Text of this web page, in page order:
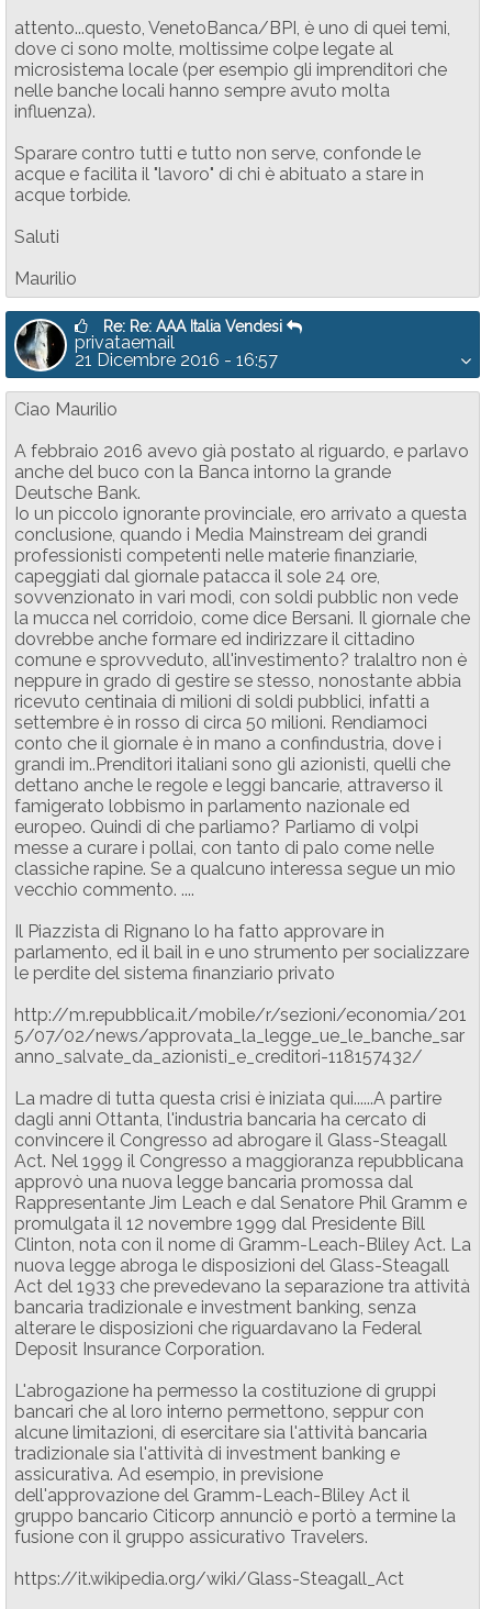
attento...questo, VenetoBanca/BPI, è uno di quei temi,
dove ci sono molte, moltissime colpe legate al
microsistema locale (per esempio gli imprenditori che
nelle banche locali hanno sempre avuto molta
influenza).
Sparare contro tutti e tutto non serve, confonde le
acque e facilita il "lavoro" di chi è abituato a stare in
acque torbide.
Saluti
Maurilio
Re: Re: AAA Italia Vendesi
privataemail
21 Dicembre 2016 - 16:57
Ciao Maurilio
A febbraio 2016 avevo già postato al riguardo, e parlavo
anche del buco con la Banca intorno la grande
Deutsche Bank.
Io un piccolo ignorante provinciale, ero arrivato a questa
conclusione, quando i Media Mainstream dei grandi
professionisti competenti nelle materie finanziarie,
capeggiati dal giornale patacca il sole 24 ore,
sovvenzionato in vari modi, con soldi pubblic non vede
la mucca nel corridoio, come dice Bersani. Il giornale che
dovrebbe anche formare ed indirizzare il cittadino
comune e sprovveduto, all'investimento? tralaltro non è
neppure in grado di gestire se stesso, nonostante abbia
ricevuto centinaia di milioni di soldi pubblici, infatti a
settembre è in rosso di circa 50 milioni. Rendiamoci
conto che il giornale è in mano a confindustria, dove i
grandi im..Prenditori italiani sono gli azionisti, quelli che
dettano anche le regole e leggi bancarie, attraverso il
famigerato lobbismo in parlamento nazionale ed
europeo. Quindi di che parliamo? Parliamo di volpi
messe a curare i pollai, con tanto di palo come nelle
classiche rapine. Se a qualcuno interessa segue un mio
vecchio commento. ....
Il Piazzista di Rignano lo ha fatto approvare in
parlamento, ed il bail in e uno strumento per socializzare
le perdite del sistema finanziario privato
http://m.repubblica.it/mobile/r/sezioni/economia/201
5/07/02/news/approvata_la_legge_ue_le_banche_sar
anno_salvate_da_azionisti_e_creditori-118157432/
La madre di tutta questa crisi è iniziata qui......A partire
dagli anni Ottanta, l'industria bancaria ha cercato di
convincere il Congresso ad abrogare il Glass-Steagall
Act. Nel 1999 il Congresso a maggioranza repubblicana
approvò una nuova legge bancaria promossa dal
Rappresentante Jim Leach e dal Senatore Phil Gramm e
promulgata il 12 novembre 1999 dal Presidente Bill
Clinton, nota con il nome di Gramm-Leach-Bliley Act. La
nuova legge abroga le disposizioni del Glass-Steagall
Act del 1933 che prevedevano la separazione tra attività
bancaria tradizionale e investment banking, senza
alterare le disposizioni che riguardavano la Federal
Deposit Insurance Corporation.
L'abrogazione ha permesso la costituzione di gruppi
bancari che al loro interno permettono, seppur con
alcune limitazioni, di esercitare sia l'attività bancaria
tradizionale sia l'attività di investment banking e
assicurativa. Ad esempio, in previsione
dell'approvazione del Gramm-Leach-Bliley Act il
gruppo bancario Citicorp annunciò e portò a termine la
fusione con il gruppo assicurativo Travelers.
https://it.wikipedia.org/wiki/Glass-Steagall_Act